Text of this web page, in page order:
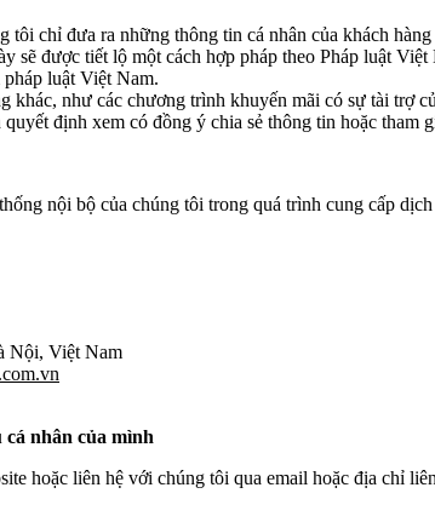
chỉ đưa ra những thông tin cá nhân của khách
sẽ được tiết lộ một cách hợp pháp theo Pháp luật Việt
luật Việt Nam.
như các chương trình khuyến mãi có sự tài trợ
định xem có đồng ý chia sẻ thông tin hoặc tham
nội bộ của chúng tôi trong quá trình cung cấp
Nội, Việt Nam
nhân của mình
hoặc liên hệ với chúng tôi qua email hoặc địa chỉ